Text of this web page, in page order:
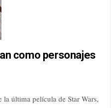
como personajes
la última película de Star Wars,